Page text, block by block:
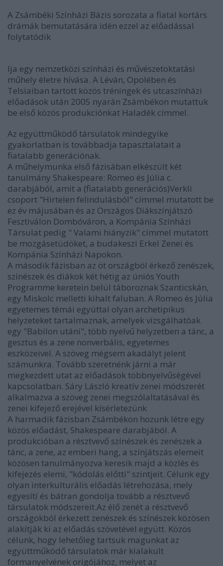
A Zsámbéki Színházi Bázis sorozata a fiatal kortárs
drámák bemutatására idén ezzel az előadással
folytatódik
lja egy nemzetközi színházi és művészetoktatási
műhely életre hívása. A Léván, Opolében és
Telsiaiban tartott közös tréningek és utcaszínházi
előadások után 2005 nyarán Zsámbékon mutattuk
be első közös produkciónkat Haladék címmel.
Az együttműködő társulatok mindegyike
gyakorlatban is továbbadja tapasztalatait a
fiatalabb generációnak.
A műhelymunka első fázisában elkészült két
tanulmány Shakespeare: Romeo és Júlia c.
darabjából, amit a (fiatalabb generációs)Verkli
csoport "Hirtelen felindulásból" címmel mutatott be
ez év májusában és az Országos Diákszínjátszó
Fesztiválon Dombóváron, a Kompánia Színházi
Társulat pedig " Valami hiányzik" címmel mutatott
be mozgásetüdöket, a budakeszi Erkel Zenei és
Kompánia Színházi Napokon.
A második fázisban az öt országból érkező zenészek,
színészek és diákok két hétig az úniós Youth
Programme keretein belül táboroznak Szanticskán,
egy Miskolc melletti kihalt faluban. A Romeo és Júlia
egyetemes témái egyúttal olyan archetipikus
helyzeteket tartalmaznak, amelyek vizsgálhatóak
egy "Babilon utáni", több nyelvű helyzetben a tánc, a
gesztus és a zene nonverbális, egyetemes
eszközeivel. A szöveg mégsem akadályt jelent
számunkra. Tovább szeretnénk járni a már
megkezdett utat az előadások többnyelvűségével
kapcsolatban. Sáry László kreatív zenei módszerét
alkalmazva a szöveg zenei megszólaltatásával és
zenei kifejező erejével kísérletezünk
A harmadik fázisban Zsámbékon hozunk létre egy
közös előadást, Shakespeare darabjából. A
produkcióban a résztvevő színészek és zenészek a
tánc, a zene, az emberi hang, a színjátszás elemeit
közösen tanulmányozva keresik majd a közlés és
kifejezés elemi, "kódolás előtti" szintjeit. Célunk egy
olyan interkulturális előadás létrehozása, mely
egyesítí és bátran gondolja tovább a résztvevő
társulatok módszereit.Az élő zenét a résztvevő
országokból érkezett zenészek és színészek közösen
alakítják ki az előadás szövetével együtt. Közös
célunk, hogy lehetőleg tartsuk magunkat az
együttműködő társulatok már kialakult
formanyelvének origójához, melyet az